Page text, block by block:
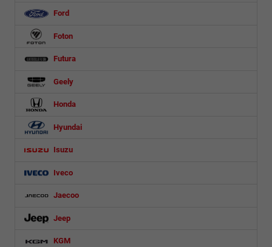
Ford
Foton
Futura
Geely
Honda
Hyundai
Isuzu
Iveco
Jaecoo
Jeep
KGM